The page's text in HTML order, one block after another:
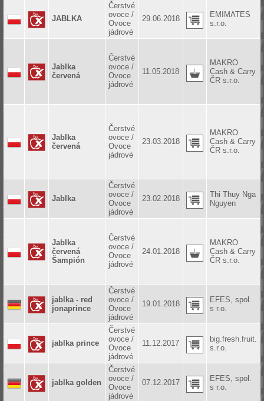
JABLKA
Čerstvé
ovoce /
Ovoce
jádrové
29.06.2018
EMIMATES
s.r.o.
Jablka
červená
Čerstvé
ovoce /
Ovoce
jádrové
11.05.2018
MAKRO
Cash & Carry
ČR s.r.o.
Jablka
červená
Čerstvé
ovoce /
Ovoce
jádrové
23.03.2018
MAKRO
Cash & Carry
ČR s.r.o.
Jablka
Čerstvé
ovoce /
Ovoce
jádrové
23.02.2018
Thi Thuy Nga
Nguyen
Jablka
červená
Šampión
Čerstvé
ovoce /
Ovoce
jádrové
24.01.2018
MAKRO
Cash & Carry
ČR s.r.o.
jablka - red
jonaprince
Čerstvé
ovoce /
Ovoce
jádrové
19.01.2018
EFES, spol.
s r.o.
jablka prince
Čerstvé
ovoce /
Ovoce
jádrové
11.12.2017
big.fresh.fruit.
s.r.o.
jablka golden
Čerstvé
ovoce /
Ovoce
jádrové
07.12.2017
EFES, spol.
s r.o.